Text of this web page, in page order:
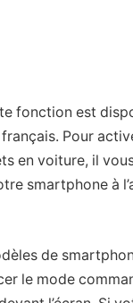
fonction est
Pour
en voiture, il
smartphone à
de
le mode